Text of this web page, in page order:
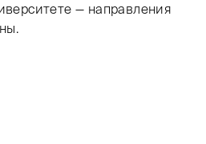
— направления